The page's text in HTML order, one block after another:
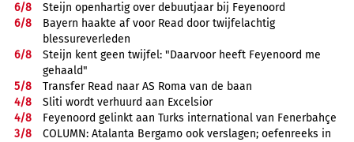
6/8
Steijn openhartig over debuutjaar bij Feyenoord
6/8
Bayern haakte af voor Read door twijfelachtig
blessureverleden
6/8
Steijn kent geen twijfel: "Daarvoor heeft Feyenoord me
gehaald"
5/8
Transfer Read naar AS Roma van de baan
4/8
Sliti wordt verhuurd aan Excelsior
4/8
Feyenoord gelinkt aan Turks international van Fenerbahçe
3/8
COLUMN: Atalanta Bergamo ook verslagen; oefenreeks in